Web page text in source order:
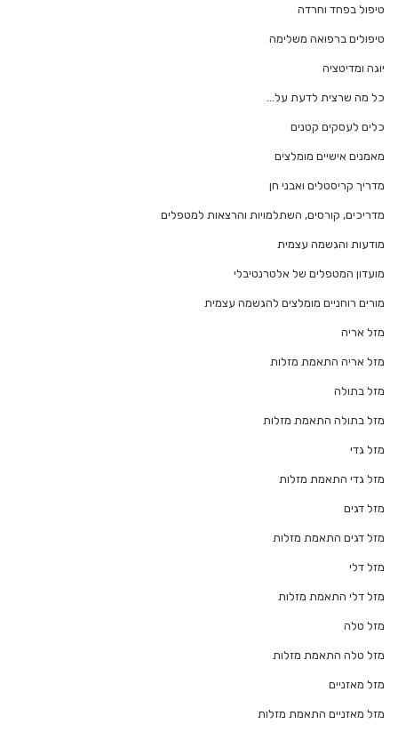
טיפול בפחד וחרדה
טיפולים ברפואה משלימה
יוגה ומדיטציה
כל מה שרצית לדעת על…
כלים לעסקים קטנים
מאמנים אישיים מומלצים
מדריך קריסטלים ואבני חן
מדריכים, קורסים, השתלמויות והרצאות למטפלים
מודעות והגשמה עצמית
מועדון המטפלים של אלטרנטיבלי
מורים רוחניים מומלצים להגשמה עצמית
מזל אריה
מזל אריה התאמת מזלות
מזל בתולה
מזל בתולה התאמת מזלות
מזל גדי
מזל גדי התאמת מזלות
מזל דגים
מזל דגים התאמת מזלות
מזל דלי
מזל דלי התאמת מזלות
מזל טלה
מזל טלה התאמת מזלות
מזל מאזניים
מזל מאזניים התאמת מזלות